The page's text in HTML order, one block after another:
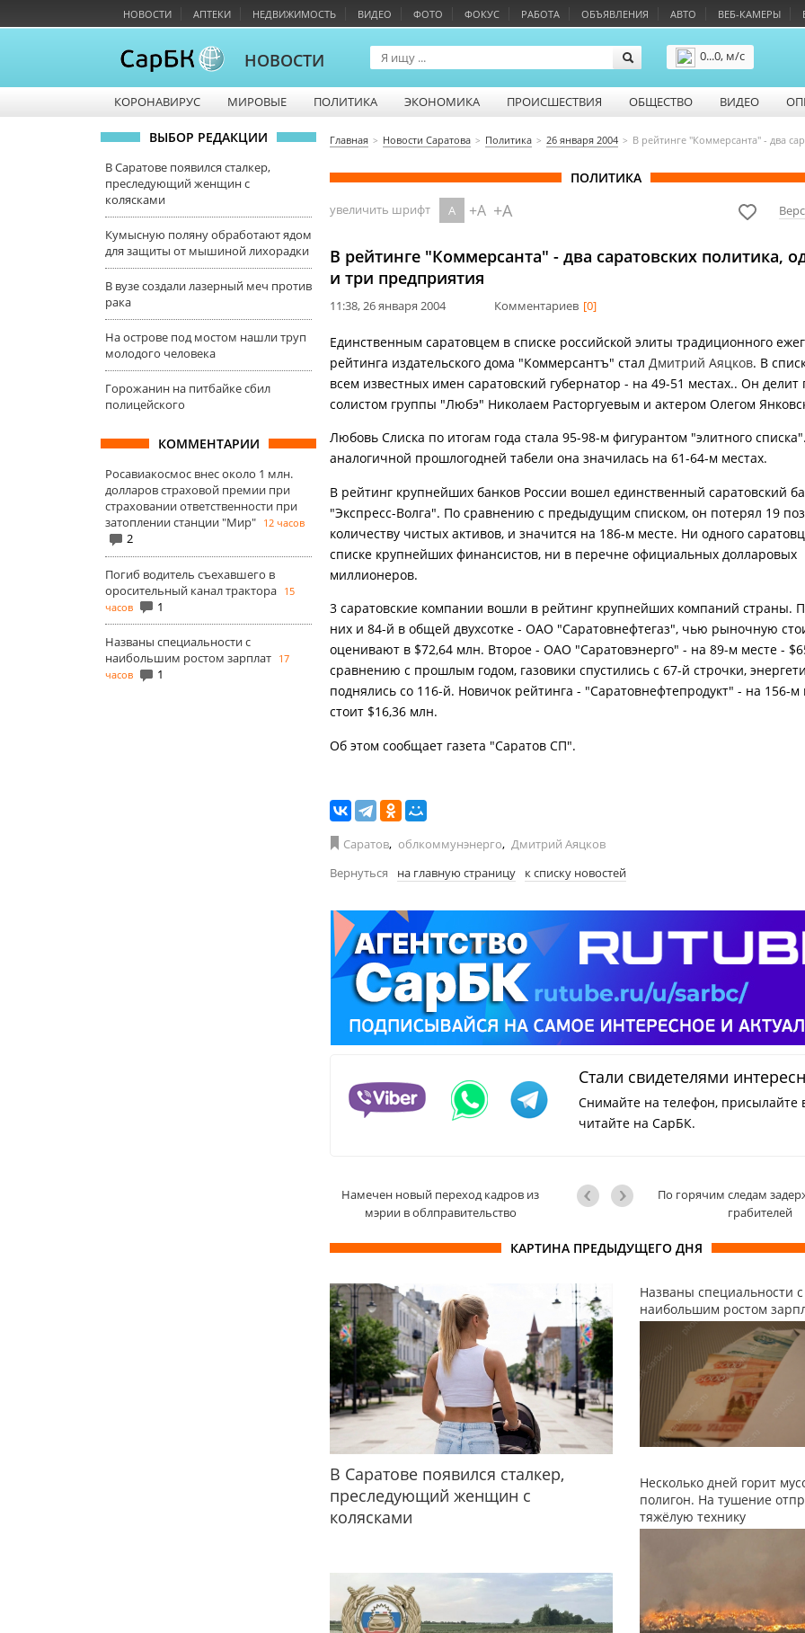
НОВОСТИ АПТЕКИ НЕДВИЖИМОСТЬ ВИДЕО ФОТО ФОКУС РАБОТА ОБЪЯВЛЕНИЯ АВТО ВЕБ-КАМЕРЫ
НОВОСТИ
0...0, м/с
КОРОНАВИРУС МИРОВЫЕ ПОЛИТИКА ЭКОНОМИКА ПРОИСШЕСТВИЯ ОБЩЕСТВО ВИДЕО
ВЫБОР РЕДАКЦИИ
В Саратове появился сталкер,
преследующий женщин с
колясками
Кумысную поляну обработают ядом
для защиты от мышиной лихорадки
В вузе создали лазерный меч против
рака
На острове под мостом нашли труп
молодого человека
Горожанин на питбайке сбил
полицейского
КОММЕНТАРИИ
Росавиакосмос внес около 1 млн.
долларов страховой премии при
страховании ответственности при
затоплении станции "Мир" 12 часов
2
Погиб водитель съехавшего в
оросительный канал трактора 15
часов
1
Названы специальности с
наибольшим ростом зарплат 17
часов
1
Главная Новости Саратова Политика 26 января 2004 В рейтинге "Коммерсанта" - два
ПОЛИТИКА
увеличить шрифт A +A +A
В рейтинге "Коммерсанта" - два саратовских политика,
и три предприятия
11:38, 26 января 2004 Комментариев [0]
Единственным саратовцем в списке российской элиты традиционного
рейтинга издательского дома "Коммерсантъ" стал Дмитрий Аяцков. В
всем известных имен саратовский губернатор - на 49-51 местах.. Он делит
солистом группы "Любэ" Николаем Расторгуевым и актером Олегом
Любовь Слиска по итогам года стала 95-98-м фигурантом "элитного
аналогичной прошлогодней табели она значилась на 61-64-м местах.
В рейтинг крупнейших банков России вошел единственный саратовский
"Экспресс-Волга". По сравнению с предыдущим списком, он потерял 19
количеству чистых активов, и значится на 186-м месте. Ни одного
списке крупнейших финансистов, ни в перечне официальных долларовых
миллионеров.
3 саратовские компании вошли в рейтинг крупнейших компаний страны.
них и 84-й в общей двухсотке - ОАО "Саратовнефтегаз", чью рыночную
оценивают в $72,64 млн. Второе - ОАО "Саратовэнерго" - на 89-м месте -
сравнению с прошлым годом, газовики спустились с 67-й строчки,
поднялись со 116-й. Новичок рейтинга - "Саратовнефтепродукт" - на 156-м
стоит $16,36 млн.
Об этом сообщает газета "Саратов СП".
Саратов, облкоммунэнерго, Дмитрий Аяцков
Вернуться
на главную страницу к списку новостей
Стали свидетелями
Снимайте на телефон, присылайте
читайте на СарБК.
Намечен новый переход кадров из
мэрии в облправительство
По горячим следам
грабителей
КАРТИНА ПРЕДЫДУЩЕГО ДНЯ
В Саратове появился сталкер,
преследующий женщин с
колясками
Названы специальности с
наибольшим ростом
Несколько дней горит
полигон. На тушение
тяжёлую технику